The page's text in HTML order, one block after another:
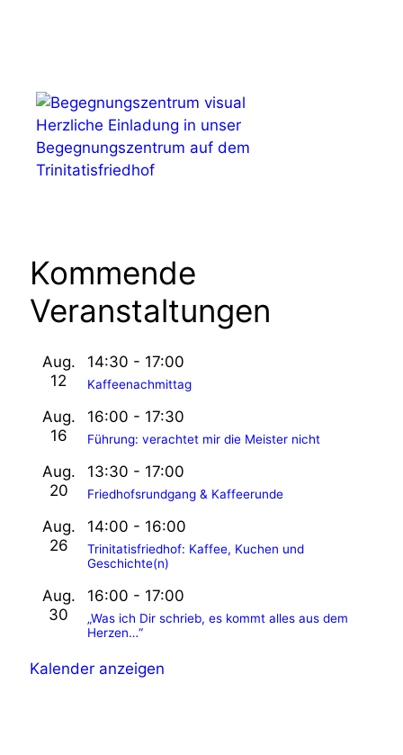
t
a
l
t
g
-
a
g
t
o
n
Herzliche Einladung in unser
Begegnungszentrum auf dem
Trinitatisfriedhof
Kommende
Veranstaltungen
Aug.
12
14:30 - 17:00
Kaffeenachmittag
Aug.
16
16:00 - 17:30
Führung: verachtet mir die Meister nicht
Aug.
20
13:30 - 17:00
Friedhofsrundgang & Kaffeerunde
Aug.
26
14:00 - 16:00
Trinitatisfriedhof: Kaffee, Kuchen und
Geschichte(n)
Aug.
30
16:00 - 17:00
„Was ich Dir schrieb, es kommt alles aus dem
Herzen…“
Kalender anzeigen